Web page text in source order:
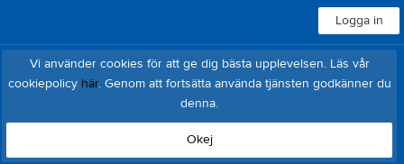
Logga in
Vi använder cookies för att ge dig bästa upplevelsen. Läs vår
cookiepolicy här. Genom att fortsätta använda tjänsten godkänner du
denna.
Okej